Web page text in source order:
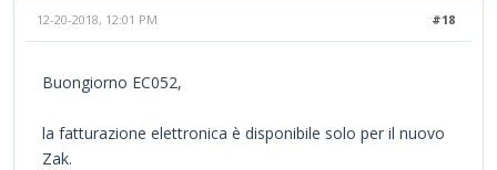
#18
12-20-2018, 12:01 PM
Buongiorno EC052,
la fatturazione elettronica è disponibile solo per il nuovo
Zak.